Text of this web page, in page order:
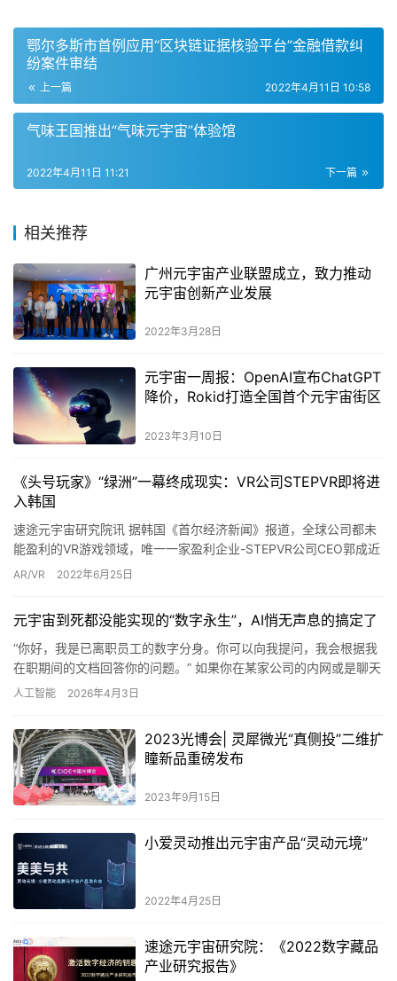
鄂尔多斯市首例应用“区块链证据核验平台”金融借款纠
纷案件审结
上一篇 2022年4月11日 10:58
气味王国推出“气味元宇宙”体验馆
下一篇
2022年4月11日 11:21
相关推荐
广州元宇宙产业联盟成立，致力推动
元宇宙创新产业发展
2022年3月28日
元宇宙一周报：OpenAI宣布ChatGPT
降价，Rokid打造全国首个元宇宙街区
2023年3月10日
《头号玩家》“绿洲”一幕终成现实：VR公司STEPVR即将进
入韩国
速途元宇宙研究院讯 据韩国《首尔经济新闻》报道，全球公司都未
能盈利的VR游戏领域，唯一一家盈利企业-STEPVR公司CEO郭成近
日受邀参加在韩国COEX举行的全球元宇宙大会（glo…
AR/VR 2022年6月25日
元宇宙到死都没能实现的“数字永生”，AI悄无声息的搞定了
“你好，我是已离职员工的数字分身。你可以向我提问，我会根据我
在职期间的文档回答你的问题。” 如果你在某家公司的内网或是聊天
软件某个频道里看到这样一段自动回复，请不要感到惊讶。这并非…
人工智能 2026年4月3日
2023光博会| 灵犀微光“真侧投”二维扩
瞳新品重磅发布
2023年9月15日
小爱灵动推出元宇宙产品“灵动元境”
2022年4月25日
速途元宇宙研究院：《2022数字藏品
产业研究报告》